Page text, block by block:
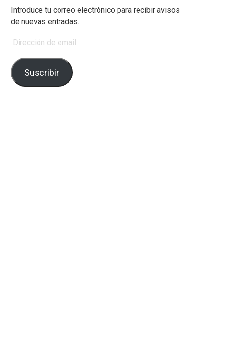
Introduce tu correo electrónico para recibir avisos
de nuevas entradas.
Dirección de email
Suscribir